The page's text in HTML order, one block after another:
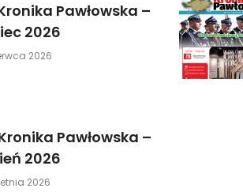
Pawłowska –
2026
2026
Pawłowska –
2026
2026